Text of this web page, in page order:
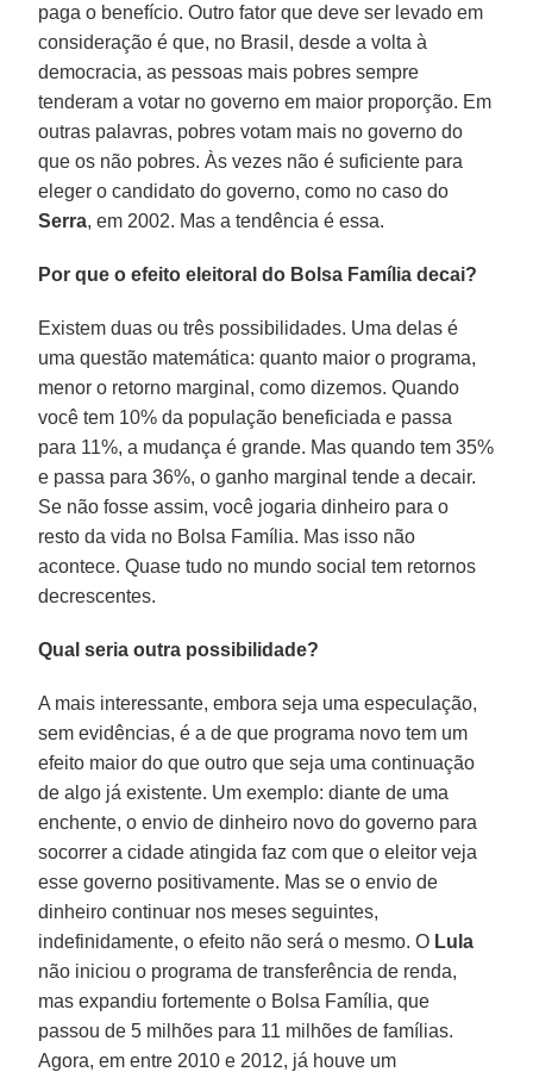
paga o benefício. Outro fator que deve ser levado em
consideração é que, no Brasil, desde a volta à
democracia, as pessoas mais pobres sempre
tenderam a votar no governo em maior proporção. Em
outras palavras, pobres votam mais no governo do
que os não pobres. Às vezes não é suficiente para
eleger o candidato do governo, como no caso do
Serra, em 2002. Mas a tendência é essa.
Por que o efeito eleitoral do Bolsa Família decai?
Existem duas ou três possibilidades. Uma delas é
uma questão matemática: quanto maior o programa,
menor o retorno marginal, como dizemos. Quando
você tem 10% da população beneficiada e passa
para 11%, a mudança é grande. Mas quando tem 35%
e passa para 36%, o ganho marginal tende a decair.
Se não fosse assim, você jogaria dinheiro para o
resto da vida no Bolsa Família. Mas isso não
acontece. Quase tudo no mundo social tem retornos
decrescentes.
Qual seria outra possibilidade?
A mais interessante, embora seja uma especulação,
sem evidências, é a de que programa novo tem um
efeito maior do que outro que seja uma continuação
de algo já existente. Um exemplo: diante de uma
enchente, o envio de dinheiro novo do governo para
socorrer a cidade atingida faz com que o eleitor veja
esse governo positivamente. Mas se o envio de
dinheiro continuar nos meses seguintes,
indefinidamente, o efeito não será o mesmo. O Lula
não iniciou o programa de transferência de renda,
mas expandiu fortemente o Bolsa Família, que
passou de 5 milhões para 11 milhões de famílias.
Agora, em entre 2010 e 2012, já houve um